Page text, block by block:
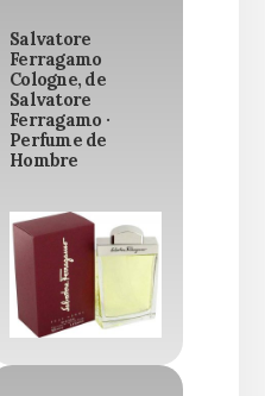
Salvatore
Ferragamo
Cologne, de
Salvatore
Ferragamo ·
Perfume de
Hombre